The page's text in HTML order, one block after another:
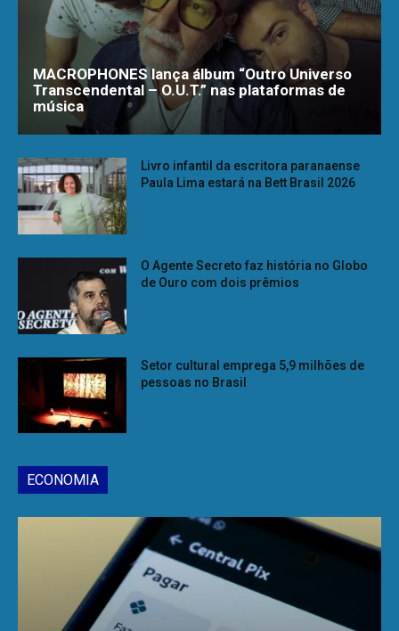
MACROPHONES lança álbum “Outro Universo
Transcendental – O.U.T.” nas plataformas de
música
Livro infantil da escritora paranaense
Paula Lima estará na Bett Brasil 2026
O Agente Secreto faz história no Globo
de Ouro com dois prêmios
Setor cultural emprega 5,9 milhões de
pessoas no Brasil
ECONOMIA